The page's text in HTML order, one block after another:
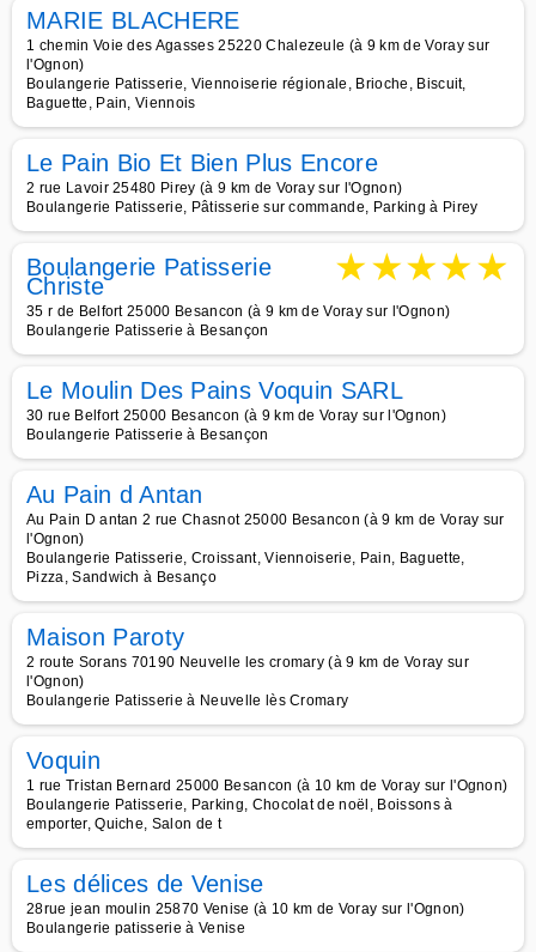
MARIE BLACHERE
1 chemin Voie des Agasses 25220 Chalezeule (à 9 km de Voray sur
l'Ognon)
Boulangerie Patisserie, Viennoiserie régionale, Brioche, Biscuit,
Baguette, Pain, Viennois
Le Pain Bio Et Bien Plus Encore
2 rue Lavoir 25480 Pirey (à 9 km de Voray sur l'Ognon)
Boulangerie Patisserie, Pâtisserie sur commande, Parking à Pirey
Boulangerie Patisserie
Christe ★★★★★
35 r de Belfort 25000 Besancon (à 9 km de Voray sur l'Ognon)
Boulangerie Patisserie à Besançon
Le Moulin Des Pains Voquin SARL
30 rue Belfort 25000 Besancon (à 9 km de Voray sur l'Ognon)
Boulangerie Patisserie à Besançon
Au Pain d Antan
Au Pain D antan 2 rue Chasnot 25000 Besancon (à 9 km de Voray sur
l'Ognon)
Boulangerie Patisserie, Croissant, Viennoiserie, Pain, Baguette,
Pizza, Sandwich à Besanço
Maison Paroty
2 route Sorans 70190 Neuvelle les cromary (à 9 km de Voray sur
l'Ognon)
Boulangerie Patisserie à Neuvelle lès Cromary
Voquin
1 rue Tristan Bernard 25000 Besancon (à 10 km de Voray sur l'Ognon)
Boulangerie Patisserie, Parking, Chocolat de noël, Boissons à
emporter, Quiche, Salon de t
Les délices de Venise
28rue jean moulin 25870 Venise (à 10 km de Voray sur l'Ognon)
Boulangerie patisserie à Venise